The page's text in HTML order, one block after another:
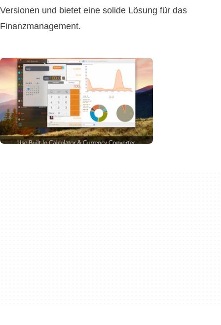
Versionen und bietet eine solide Lösung für das
Finanzmanagement.